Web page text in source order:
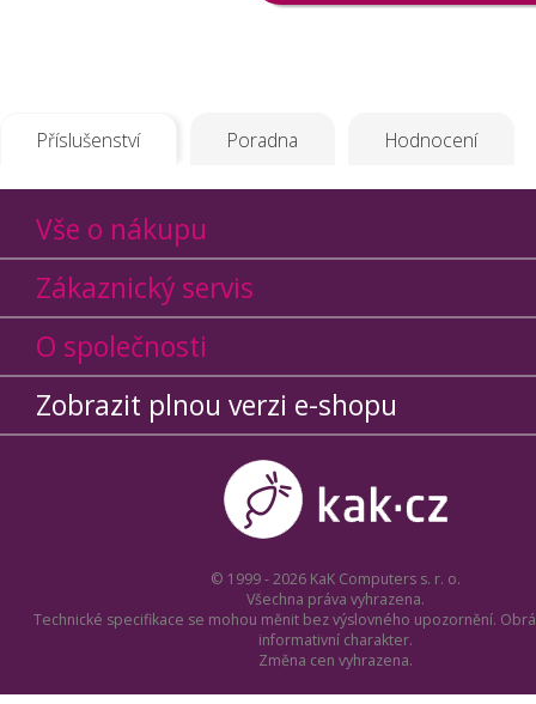
Příslušenství Poradna Hodnocení
Vše o nákupu
Zákaznický servis
O společnosti
Zobrazit plnou verzi e-shopu
© 1999 - 2026 KaK Computers s. r. o.
Všechna práva vyhrazena.
Technické specifikace se mohou měnit bez výslovného upozornění.
informativní charakter.
Změna cen vyhrazena.